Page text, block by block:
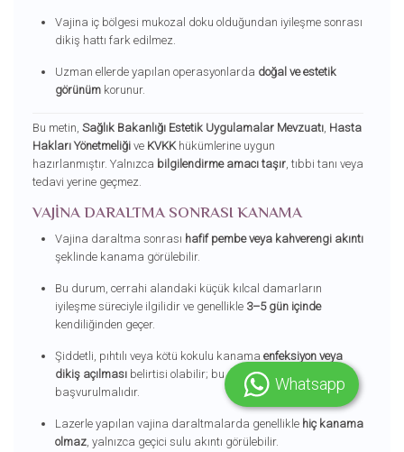
Vajina iç bölgesi mukozal doku olduğundan iyileşme sonrası
dikiş hattı fark edilmez.
Uzman ellerde yapılan operasyonlarda doğal ve estetik
görünümkorunur.
Bu metin, Sağlık Bakanlığı Estetik Uygulamalar Mevzuatı, Hasta
Hakları Yönetmeliğive KVKKhükümlerine uygun
hazırlanmıştır. Yalnızca bilgilendirme amacı taşır, tıbbi tanı veya
tedavi yerine geçmez.
VAJINA DARALTMA SONRASI KANAMA
Vajina daraltma sonrası hafif pembe veya kahverengi akıntı
şeklinde kanama görülebilir.
Bu durum, cerrahi alandaki küçük kılcal damarların
iyileşme süreciyle ilgilidir ve genellikle 3–5 gün içinde
kendiliğinden geçer.
Şiddetli, pıhtılı veya kötü kokulu kanama enfeksiyon veya
dikiş açılmasıbelirtisi olabilir; bu durumda doktora
başvurulmalıdır.
Lazerle yapılan vajina daraltmalarda genellikle hiç kanama
olmaz, yalnızca geçici sulu akıntı görülebilir.
Whatsapp